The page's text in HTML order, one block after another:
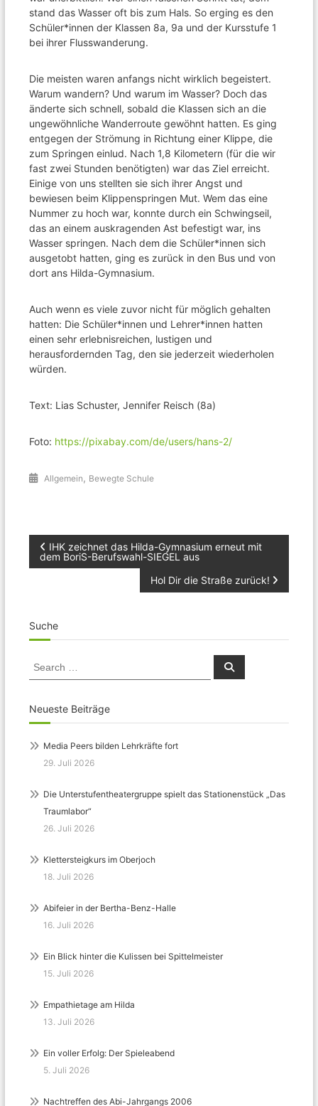
stand das Wasser oft bis zum Hals. So erging es den
Schüler*innen der Klassen 8a, 9a und der Kursstufe 1
bei ihrer Flusswanderung.
Die meisten waren anfangs nicht wirklich begeistert.
Warum wandern? Und warum im Wasser? Doch das
änderte sich schnell, sobald die Klassen sich an die
ungewöhnliche Wanderroute gewöhnt hatten. Es ging
entgegen der Strömung in Richtung einer Klippe, die
zum Springen einlud. Nach 1,8 Kilometern (für die wir
fast zwei Stunden benötigten) war das Ziel erreicht.
Einige von uns stellten sie sich ihrer Angst und
bewiesen beim Klippenspringen Mut. Wem das eine
Nummer zu hoch war, konnte durch ein Schwingseil,
das an einem auskragenden Ast befestigt war, ins
Wasser springen. Nach dem die Schüler*innen sich
ausgetobt hatten, ging es zurück in den Bus und von
dort ans Hilda-Gymnasium.
Auch wenn es viele zuvor nicht für möglich gehalten
hatten: Die Schüler*innen und Lehrer*innen hatten
einen sehr erlebnisreichen, lustigen und
herausfordernden Tag, den sie jederzeit wiederholen
würden.
Text: Lias Schuster, Jennifer Reisch (8a)
Foto: https://pixabay.com/de/users/hans-2/
Allgemein , Bewegte Schule
Beitragsnavigation
IHK zeichnet das Hilda-Gymnasium erneut mit
dem BoriS-Berufswahl-SIEGEL aus
Hol Dir die Straße zurück!
Suche
Search
Search
Neueste Beiträge
Media Peers bilden Lehrkräfte fort
29. Juli 2026
Die Unterstufentheatergruppe spielt das Stationenstück „Das
Traumlabor“
26. Juli 2026
Klettersteigkurs im Oberjoch
18. Juli 2026
Abifeier in der Bertha-Benz-Halle
16. Juli 2026
Ein Blick hinter die Kulissen bei Spittelmeister
15. Juli 2026
Empathietage am Hilda
13. Juli 2026
Ein voller Erfolg: Der Spieleabend
5. Juli 2026
Nachtreffen des Abi-Jahrgangs 2006